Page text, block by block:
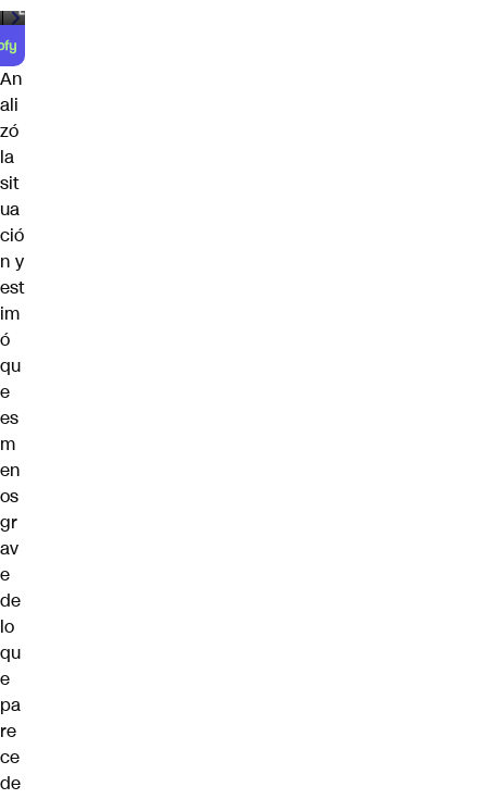
An
ali
zó
la
sit
ua
ció
n y
est
im
ó
qu
e
es
m
en
os
gr
av
e
de
lo
qu
e
pa
re
ce
de